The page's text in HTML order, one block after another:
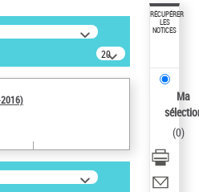
les
20
résultats/page
RÉCUPÉRER
LES
NOTICES
Ma
(0)